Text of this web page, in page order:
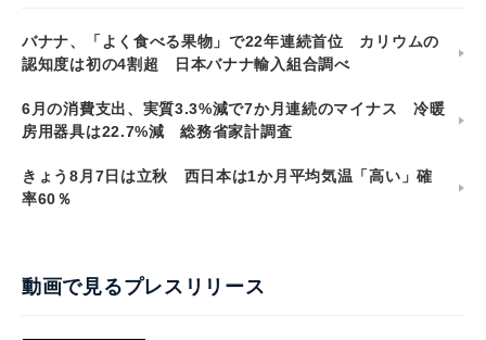
バナナ、「よく食べる果物」で22年連続首位 カリウムの
認知度は初の4割超 日本バナナ輸入組合調べ
6月の消費支出、実質3.3%減で7か月連続のマイナス 冷暖
房用器具は22.7%減 総務省家計調査
きょう8月7日は立秋 西日本は1か月平均気温「高い」確
率60％
動画で見るプレスリリース